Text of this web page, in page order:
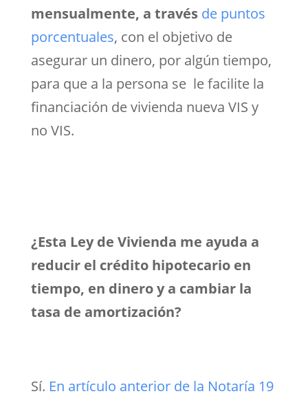
mensualmente, a través de puntos
porcentuales, con el objetivo de
asegurar un dinero, por algún tiempo,
para que a la persona se le facilite la
financiación de vivienda nueva VIS y
no VIS.
¿Esta Ley de Vivienda me ayuda a
reducir el crédito hipotecario en
tiempo, en dinero y a cambiar la
tasa de amortización?
Sí. En artículo anterior de la Notaría 19